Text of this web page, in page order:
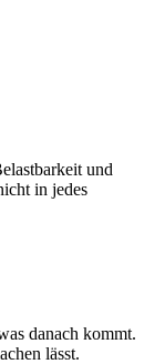
und
in jedes
danach kommt.
lässt.